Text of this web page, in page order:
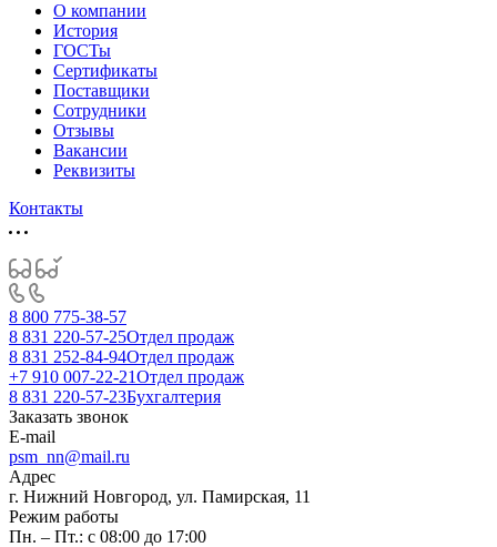
О компании
История
ГОСТы
Сертификаты
Поставщики
Сотрудники
Отзывы
Вакансии
Реквизиты
Контакты
8 800 775-38-57
8 831 220-57-25Отдел продаж
8 831 252-84-94Отдел продаж
+7 910 007-22-21Отдел продаж
8 831 220-57-23Бухгалтерия
Заказать звонок
E-mail
psm_nn@mail.ru
Адрес
г. Нижний Новгород, ул. Памирская, 11
Режим работы
Пн. – Пт.: с 08:00 до 17:00